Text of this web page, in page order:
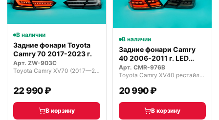
В наличии
Задние фонари Toyota
Camry 70 2017-2023 г.
Арт. ZW-903C
Toyota Camry XV70 (2017—2021)
22 990 ₽
В корзину
В наличии
Задние фонари Camry
40 2006-2011 г. LED
Темные
Арт. CMR-976B
Toyota Camry XV40 рестайлинг (2009—2011)
20 990 ₽
В корзину